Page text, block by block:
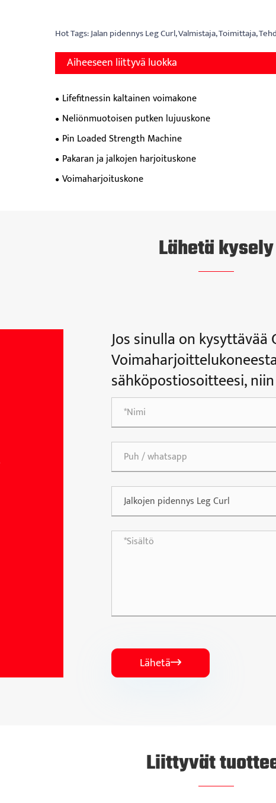
Hot Tags: Jalan pidennys Leg Curl, Valmistaja, Toimittaja,
Aiheeseen liittyvä luokka
Lifefitnessin kaltainen voimakone
Neliönmuotoisen putken lujuuskone
Pin Loaded Strength Machine
Pakaran ja jalkojen harjoituskone
Voimaharjoituskone
Lähetä kysely
Jos sinulla on
sähköpostiosoitteesi,
Lähetä
Liittyvät